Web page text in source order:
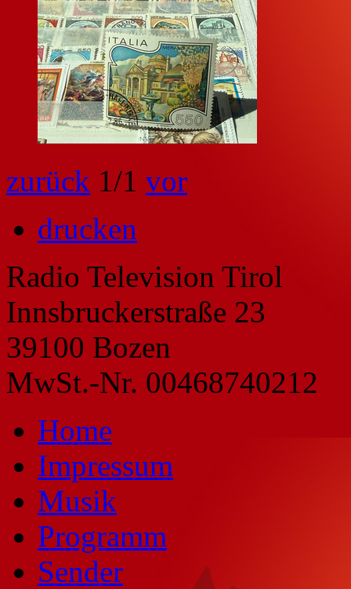
zurück 1/1 vor
drucken
Radio Television Tirol
Innsbruckerstraße 23
39100 Bozen
MwSt.-Nr. 00468740212
Home
Impressum
Musik
Programm
Sender